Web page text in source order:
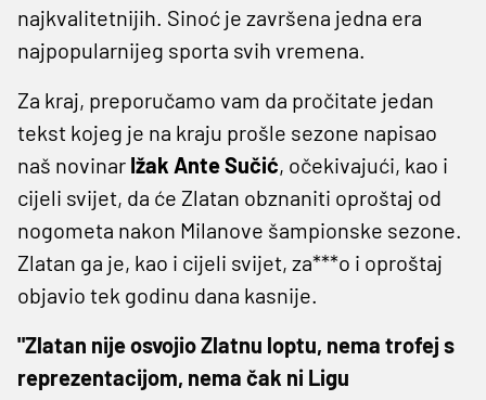
najkvalitetnijih. Sinoć je završena jedna era
najpopularnijeg sporta svih vremena.
Za kraj, preporučamo vam da pročitate jedan
tekst kojeg je na kraju prošle sezone napisao
naš novinar Ižak Ante Sučić, očekivajući, kao i
cijeli svijet, da će Zlatan obznaniti oproštaj od
nogometa nakon Milanove šampionske sezone.
Zlatan ga je, kao i cijeli svijet, za***o i oproštaj
objavio tek godinu dana kasnije.
"Zlatan nije osvojio Zlatnu loptu, nema trofej s
reprezentacijom, nema čak ni Ligu